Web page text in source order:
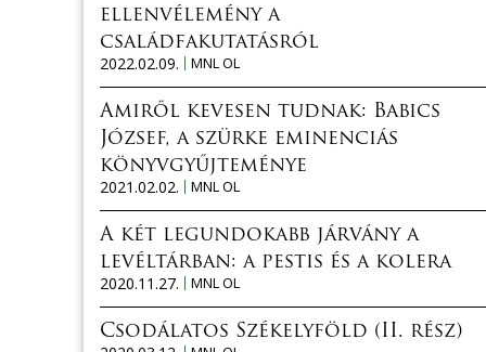
ellenvélemény a
családfakutatásról
2022.02.09.
MNL OL
Amiről kevesen tudnak: Babics
József, a szürke eminenciás
könyvgyűjteménye
2021.02.02.
MNL OL
A két legundokabb járvány a
levéltárban: a pestis és a kolera
2020.11.27.
MNL OL
Csodálatos Székelyföld (II. rész)